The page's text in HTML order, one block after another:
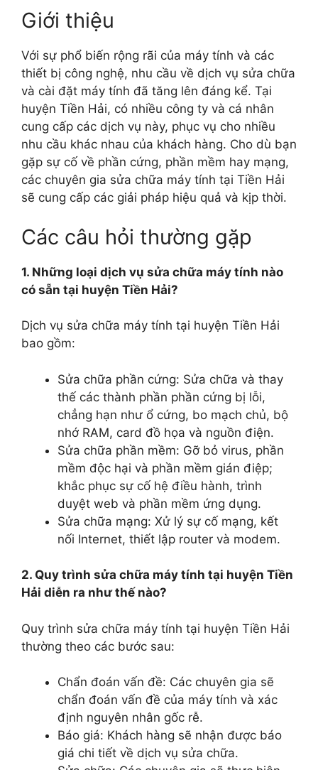
Giới thiệu
Với sự phổ biến rộng rãi của máy tính và các
thiết bị công nghệ, nhu cầu về dịch vụ sửa chữa
và cài đặt máy tính đã tăng lên đáng kể. Tại
huyện Tiền Hải, có nhiều công ty và cá nhân
cung cấp các dịch vụ này, phục vụ cho nhiều
nhu cầu khác nhau của khách hàng. Cho dù bạn
gặp sự cố về phần cứng, phần mềm hay mạng,
các chuyên gia sửa chữa máy tính tại Tiền Hải
sẽ cung cấp các giải pháp hiệu quả và kịp thời.
Các câu hỏi thường gặp
1. Những loại dịch vụ sửa chữa máy tính nào
có sẵn tại huyện Tiền Hải?
Dịch vụ sửa chữa máy tính tại huyện Tiền Hải
bao gồm:
Sửa chữa phần cứng: Sửa chữa và thay
thế các thành phần phần cứng bị lỗi,
chẳng hạn như ổ cứng, bo mạch chủ, bộ
nhớ RAM, card đồ họa và nguồn điện.
Sửa chữa phần mềm: Gỡ bỏ virus, phần
mềm độc hại và phần mềm gián điệp;
khắc phục sự cố hệ điều hành, trình
duyệt web và phần mềm ứng dụng.
Sửa chữa mạng: Xử lý sự cố mạng, kết
nối Internet, thiết lập router và modem.
2. Quy trình sửa chữa máy tính tại huyện Tiền
Hải diễn ra như thế nào?
Quy trình sửa chữa máy tính tại huyện Tiền Hải
thường theo các bước sau:
Chẩn đoán vấn đề: Các chuyên gia sẽ
chẩn đoán vấn đề của máy tính và xác
định nguyên nhân gốc rễ.
Báo giá: Khách hàng sẽ nhận được báo
giá chi tiết về dịch vụ sửa chữa.